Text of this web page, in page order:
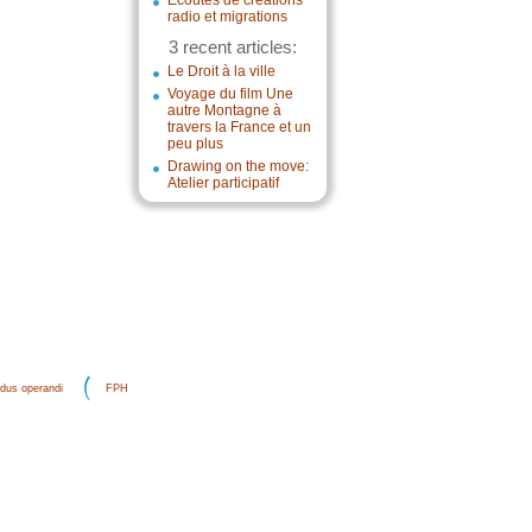
radio et migrations
3 recent articles:
Le Droit à la ville
Voyage du film Une
autre Montagne à
travers la France et un
peu plus
Drawing on the move:
Atelier participatif
operandi FPH